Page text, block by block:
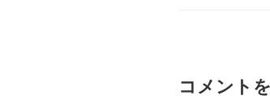
コメント